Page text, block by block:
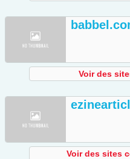
Voir des
Voir des sites